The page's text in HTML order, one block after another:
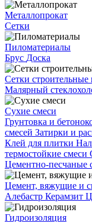
Металлопрокат
Сетки
Пиломатериалы
Брус Доска
Сетки строительные
Малярный
Сухие смеси
Грунтовка и
смесей Затирки и
Клей для плитки
термостойкие смеси
Цементно-песчаные
Цемент, вяжущие и
Алебастр Керамзит
Гидроизоляция